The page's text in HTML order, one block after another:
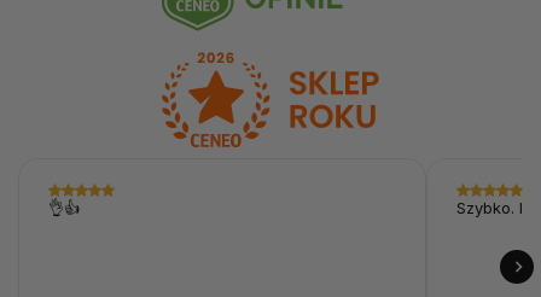
👌👍 Szybko. I